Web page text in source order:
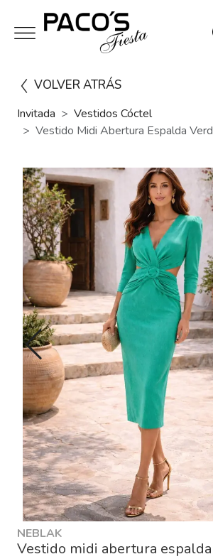
VOLVER ATRÁS
Invitada
Vestidos Cóctel
Vestido Midi Abertura Espalda
NEBLAK
Vestido midi abertura